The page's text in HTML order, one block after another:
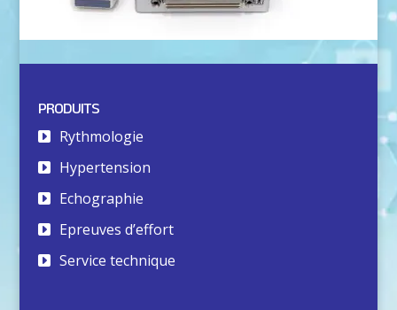
PRODUITS
Rythmologie
Hypertension
Echographie
Epreuves d’effort
Service technique